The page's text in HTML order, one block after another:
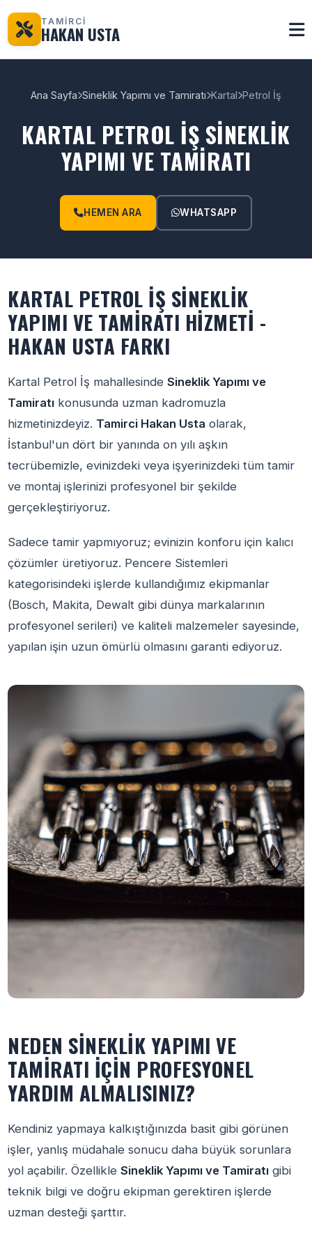
TAMİRCİ
HAKAN USTA
Ana Sayfa Sineklik Yapımı ve Tamiratı Kartal Petrol İş
KARTAL PETROL İŞ SINEKLIK
YAPIMI VE TAMIRATI
HEMEN ARA WHATSAPP
KARTAL PETROL İŞ SINEKLIK
YAPIMI VE TAMIRATI HIZMETI -
HAKAN USTA FARKI
Kartal Petrol İş mahallesindeSineklik Yapımı ve
Tamiratı konusunda uzman kadromuzla
hizmetinizdeyiz. Tamirci Hakan Usta olarak,
İstanbul'un dört bir yanında on yılı aşkın
tecrübemizle, evinizdeki veya işyerinizdeki tüm tamir
ve montaj işlerinizi profesyonel bir şekilde
gerçekleştiriyoruz.
Sadece tamir yapmıyoruz; evinizin konforu için kalıcı
çözümler üretiyoruz. Pencere Sistemleri
kategorisindeki işlerde kullandığımız ekipmanlar
(Bosch, Makita, Dewalt gibi dünya markalarının
profesyonel serileri) ve kaliteli malzemeler sayesinde,
yapılan işin uzun ömürlü olmasını garanti ediyoruz.
NEDEN SINEKLIK YAPIMI VE
TAMIRATI İÇIN PROFESYONEL
YARDIM ALMALISINIZ?
Kendiniz yapmaya kalkıştığınızda basit gibi görünen
işler, yanlış müdahale sonucu daha büyük sorunlara
yol açabilir. ÖzellikleSineklik Yapımı ve Tamiratı gibi
teknik bilgi ve doğru ekipman gerektiren işlerde
uzman desteği şarttır.